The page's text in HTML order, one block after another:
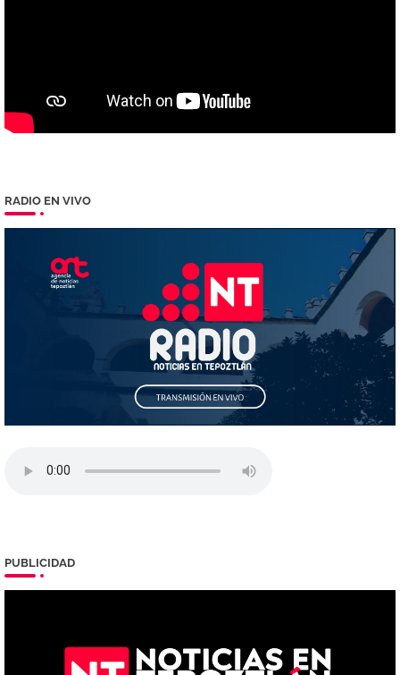
RADIO EN VIVO
PUBLICIDAD